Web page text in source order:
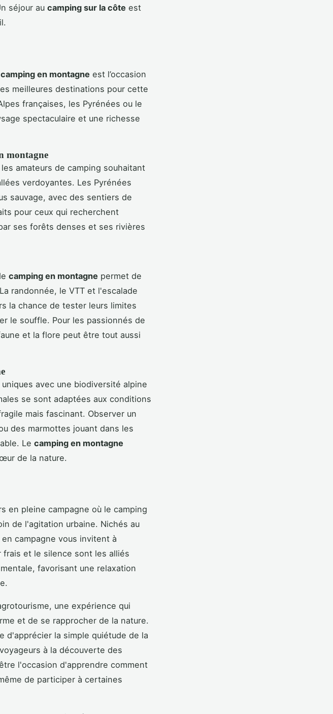
séjour au camping sur la côte est
camping en montagne est l’occasion
meilleures destinations pour cette
françaises, les Pyrénées ou le
spectaculaire et une richesse
montagne
amateurs de camping souhaitant
verdoyantes. Les Pyrénées
sauvage, avec des sentiers de
pour ceux qui recherchent
ses forêts denses et ses rivières
camping en montagne permet de
randonnée, le VTT et l'escalade
la chance de tester leurs limites
le souffle. Pour les passionnés de
et la flore peut être tout aussi
avec une biodiversité alpine
se sont adaptées aux conditions
mais fascinant. Observer un
des marmottes jouant dans les
Le camping en montagne
de la nature.
en pleine campagne où le camping
de l'agitation urbaine. Nichés au
campagne vous invitent à
frais et le silence sont les alliés
favorisant une relaxation
une expérience qui
et de se rapprocher de la nature.
d'apprécier la simple quiétude de la
à la découverte des
l'occasion d'apprendre comment
de participer à certaines